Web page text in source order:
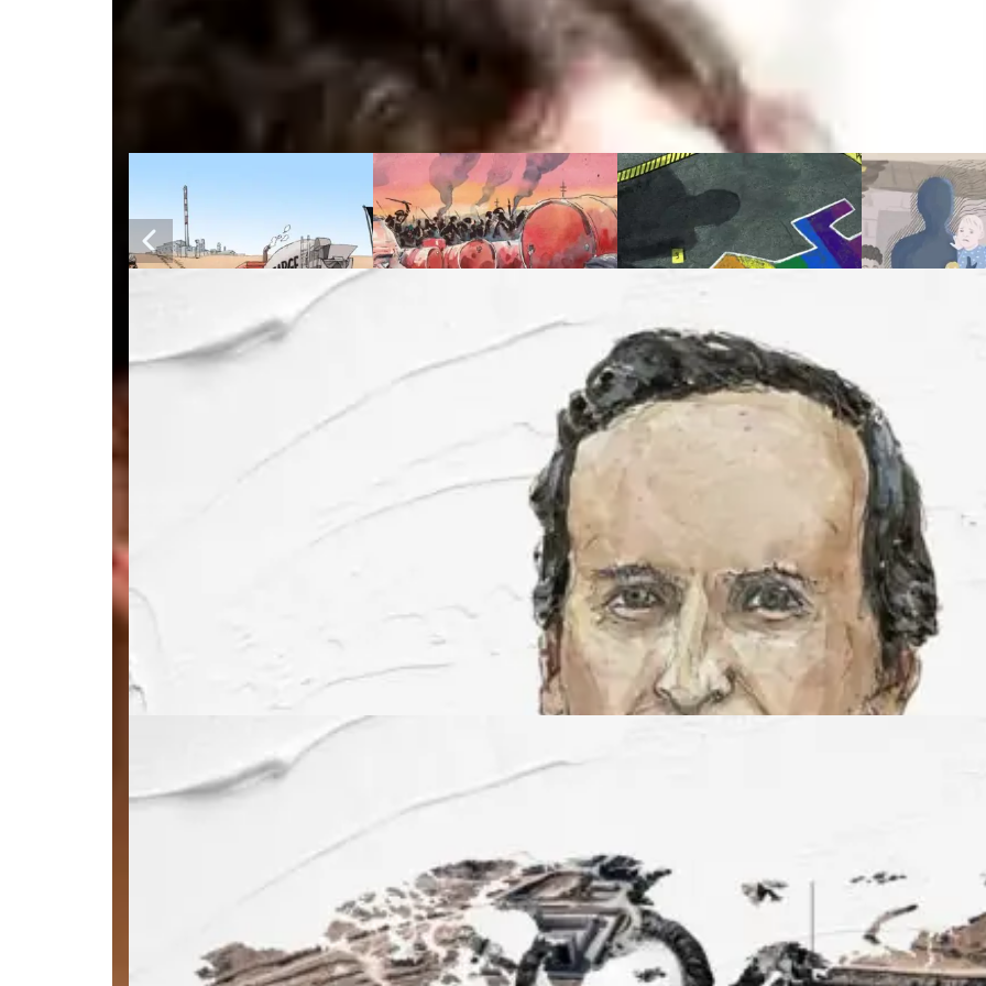
Tous nos dossiers spéciaux
GUERRE ET AFFAIRES :
LAFARGE SUR LE BANC
GUERRE ET PÉTROLE :
LUNDIN SUR LE BANC
LE COMBAT CONTRE LES
CRIMES DE GENRE
7 publications
GRAND ENTRETIEN
« L’UKRAINE S’EST RENDU SERVICE ET A
RENDU SERVICE AU DROIT
Après quatre ans de guerre en Ukraine, une année de retour au
pouvoir de Donald Trump, le droit international semble plus que
jamais menacé et son rôle dans les négociations de paix contesté.
Mais l’exemple de l’Ukraine, qui fait émerger un tribunal
« régional » pour le crime d’agression créé par le Conseil l’Europe,
nous indique « un espace de survie du droit international même
au pire moment de sa crise », analyse Frédéric Mégret.
SYRIE INFOGRAPHIE